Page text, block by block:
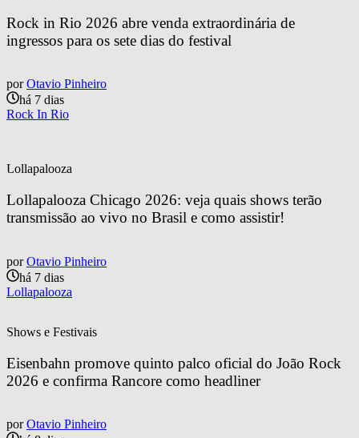
Rock in Rio 2026 abre venda extraordinária de
ingressos para os sete dias do festival
por Otavio Pinheiro
há 7 dias
Rock In Rio
Lollapalooza
Lollapalooza Chicago 2026: veja quais shows terão
transmissão ao vivo no Brasil e como assistir!
por Otavio Pinheiro
há 7 dias
Lollapalooza
Shows e Festivais
Eisenbahn promove quinto palco oficial do João Rock
2026 e confirma Rancore como headliner
por Otavio Pinheiro